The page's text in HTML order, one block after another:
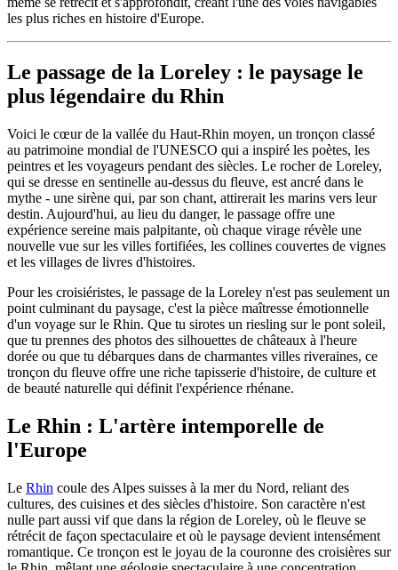
les plus riches en histoire d'Europe.
Le passage de la Loreley : le paysage le
plus légendaire du Rhin
Voici le cœur de la vallée du Haut-Rhin moyen, un tronçon classé
au patrimoine mondial de l'UNESCO qui a inspiré les poètes, les
peintres et les voyageurs pendant des siècles. Le rocher de Loreley,
qui se dresse en sentinelle au-dessus du fleuve, est ancré dans le
mythe - une sirène qui, par son chant, attirerait les marins vers leur
destin. Aujourd'hui, au lieu du danger, le passage offre une
expérience sereine mais palpitante, où chaque virage révèle une
nouvelle vue sur les villes fortifiées, les collines couvertes de vignes
et les villages de livres d'histoires.
Pour les croisiéristes, le passage de la Loreley n'est pas seulement un
point culminant du paysage, c'est la pièce maîtresse émotionnelle
d'un voyage sur le Rhin. Que tu sirotes un riesling sur le pont soleil,
que tu prennes des photos des silhouettes de châteaux à l'heure
dorée ou que tu débarques dans de charmantes villes riveraines, ce
tronçon du fleuve offre une riche tapisserie d'histoire, de culture et
de beauté naturelle qui définit l'expérience rhénane.
Le Rhin : L'artère intemporelle de
l'Europe
Le Rhin coule des Alpes suisses à la mer du Nord, reliant des
cultures, des cuisines et des siècles d'histoire. Son caractère n'est
nulle part aussi vif que dans la région de Loreley, où le fleuve se
rétrécit de façon spectaculaire et où le paysage devient intensément
romantique. Ce tronçon est le joyau de la couronne des croisières sur